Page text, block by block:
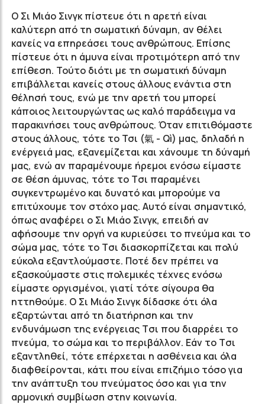
Ο Σι Μιάο Σινγκ πίστευε ότι η αρετή είναι
καλύτερη από τη σωματική δύναμη, αν θέλει
κανείς να επηρεάσει τους ανθρώπους. Επίσης
πίστευε ότι η άμυνα είναι προτιμότερη από την
επίθεση. Τούτο διότι με τη σωματική δύναμη
επιβάλλεται κανείς στους άλλους ενάντια στη
θέλησή τους, ενώ με την αρετή του μπορεί
κάποιος λειτουργώντας ως καλό παράδειγμα να
παρακινήσει τους ανθρώπους. Όταν επιτιθόμαστε
στους άλλους, τότε το Τσι (氣 - Qì) μας, δηλαδή η
ενέργειά μας, εξανεμίζεται και χάνουμε τη δύναμή
μας, ενώ αν παραμένουμε ήρεμοι ενόσω είμαστε
σε θέση άμυνας, τότε το Tσι παραμένει
συγκεντρωμένο και δυνατό και μπορούμε να
επιτύχουμε τον στόχο μας. Αυτό είναι σημαντικό,
όπως αναφέρει ο Σι Μιάο Σινγκ, επειδή αν
αφήσουμε την οργή να κυριεύσει το πνεύμα και το
σώμα μας, τότε το Tσι διασκορπίζεται και πολύ
εύκολα εξαντλούμαστε. Ποτέ δεν πρέπει να
εξασκούμαστε στις πολεμικές τέχνες ενόσω
είμαστε οργισμένοι, γιατί τότε σίγουρα θα
ηττηθούμε. Ο Σι Μιάο Σινγκ δίδασκε ότι όλα
εξαρτώνται από τη διατήρηση και την
ενδυνάμωση της ενέργειας Tσι που διαρρέει το
πνεύμα, το σώμα και το περιβάλλον. Εάν το Tσι
εξαντληθεί, τότε επέρχεται η ασθένεια και όλα
διαφθείρονται, κάτι που είναι επιζήμιο τόσο για
την ανάπτυξη του πνεύματος όσο και για την
αρμονική συμβίωση στην κοινωνία.